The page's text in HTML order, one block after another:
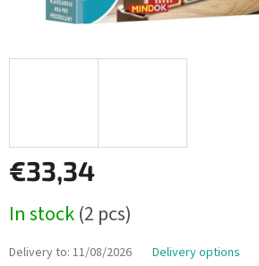
€33,34
price:
In stock(2 pcs)
Delivery to: 11/08/2026 Delivery options